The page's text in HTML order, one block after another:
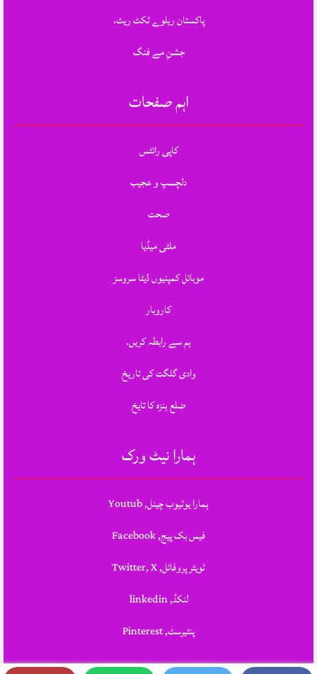
پاکستان ریلوے ٹکٹ ریٹ،
جشنِ مے فنگ
اہم صفحات
کاپی رائٹس
دلچسپ و عجیب
صحت
ملٹی میڈیا
موبائل کمپنیوں ڈیٹا سروسز
کاروبار
ہم سے رابطہ کریں.
وادی گلگت کی تاریخ
ضلع ہنزہ کا تایخ
ہمارا نیٹ ورک
ہمارا یوٹیوب چینل, Youtub
فیس بک پیج, Facebook
ٹویٹر پروفائل, Twitter, X
لنکڈ, linkedin
پنٹیرسٹ, Pinterest